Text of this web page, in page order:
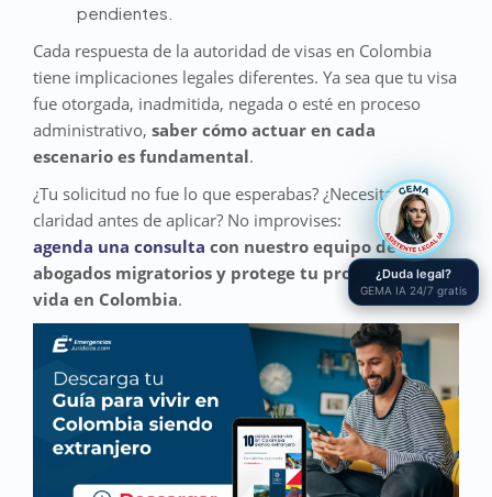
pendientes.
Cada respuesta de la autoridad de visas en Colombia
tiene implicaciones legales diferentes. Ya sea que tu visa
fue otorgada, inadmitida, negada o esté en proceso
administrativo, saber cómo actuar en cada
escenario es fundamental.
¿Tu solicitud no fue lo que esperabas? ¿Necesitas
claridad antes de aplicar? No improvises:
agenda una consulta con nuestro equipo de
abogados migratorios y protege tu proyecto de
vida en Colombia.
¿Duda legal?
GEMA IA 24/7 gratis